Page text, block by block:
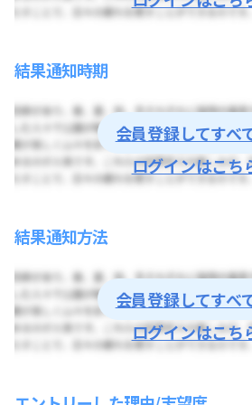
結果通知時期
会員登録してすべ
ログインはこち
結果通知方法
会員登録してすべ
ログインはこち